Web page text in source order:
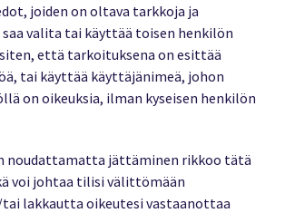
joiden on oltava tarkkoja ja
saa valita tai käyttää toisen henkilön
että tarkoituksena on esittää
tai käyttää käyttäjänimeä, johon
on oikeuksia, ilman kyseisen henkilön
noudattamatta jättäminen rikkoo tätä
voi johtaa tilisi välittömään
lakkautta oikeutesi vastaanottaa